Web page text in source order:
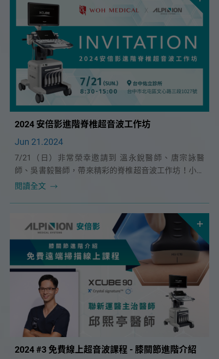
2024 安倍影進階脊椎超音波工作坊
Jun 21.2024
7/21（日）非常榮幸邀請到 溫永銳醫師、唐宗詠醫
師、吳書毅醫師，帶來精彩的脊椎超音波工作坊！小班
制實作課程更精實，本次課程特別安排了 C arm 模擬操
閱讀全文
2024 #3 免費線上超音波課程 - 膝關節進階介紹